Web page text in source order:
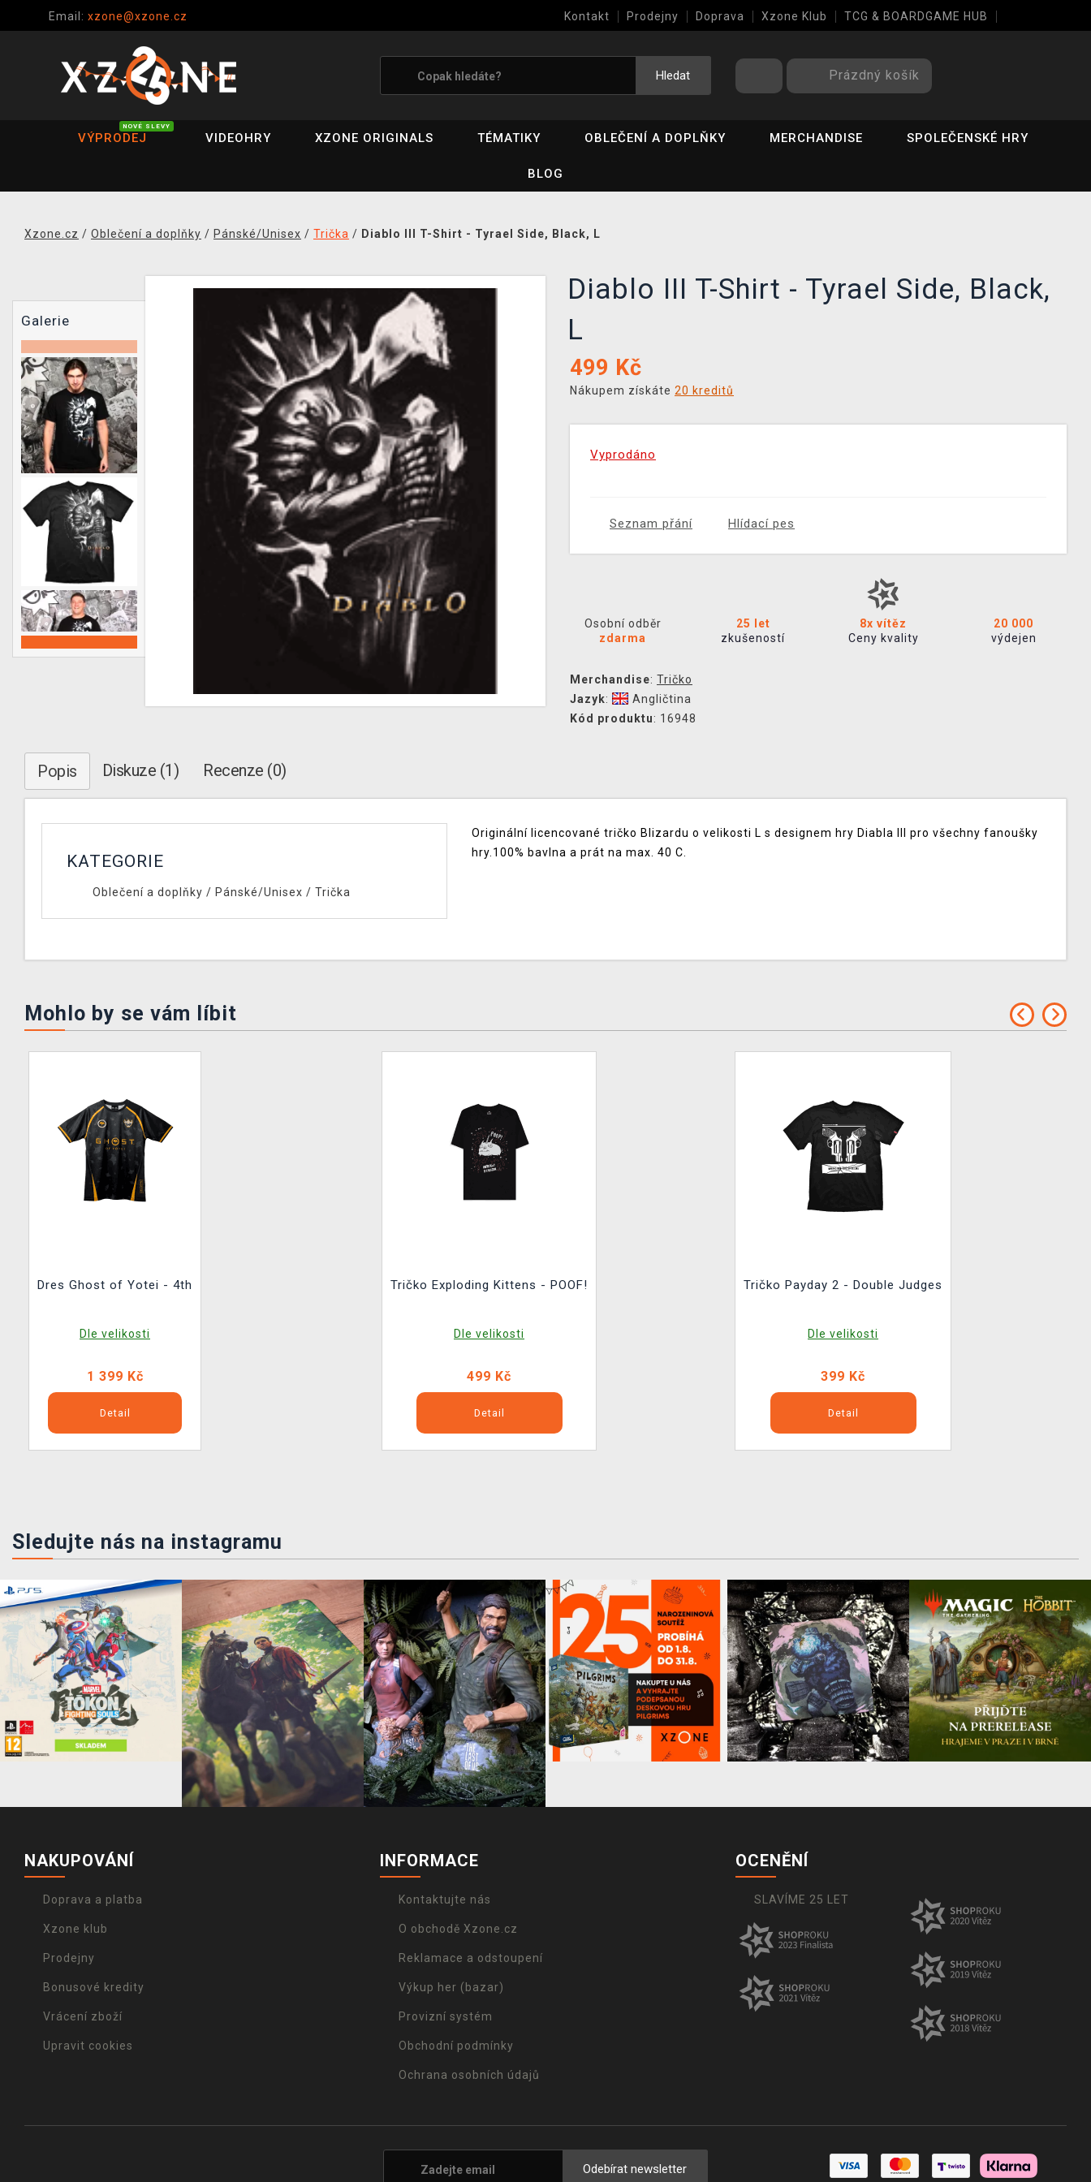
Email: xzone@xzone.cz Kontakt Prodejny Doprava Xzone Klub TCG & BOARDGAME HUB
Hledat Prázdný košík
VÝPRODEJ
NOVÉ SLEVY
VIDEOHRY XZONE ORIGINALS TÉMATIKY OBLEČENÍ A DOPLŇKY MERCHANDISE SPOLEČENSKÉ HRY
BLOG
Xzone.cz / Oblečení a doplňky / Pánské/Unisex / Trička / Diablo III T-Shirt - Tyrael Side, Black, L
Galerie
Diablo III T-Shirt - Tyrael Side, Black,
L
499 Kč
Nákupem získáte 20 kreditů
Vyprodáno
Seznam přání Hlídací pes
Osobní odběr
zdarma
25 let
zkušeností
8x vítěz
Ceny kvality
20 000
výdejen
Merchandise: Tričko
Jazyk:
Angličtina
Kód produktu: 16948
Popis Diskuze (1) Recenze (0)
KATEGORIE
Oblečení a doplňky / Pánské/Unisex / Trička
Originální licencované tričko Blizardu o velikosti L s designem hry Diabla III pro všechny fanoušky
hry.100% bavlna a prát na max. 40 C.
Mohlo by se vám líbit
Dres Ghost of Yotei - 4th
Dle velikosti
1 399 Kč
Detail
Tričko Exploding Kittens - POOF!
Dle velikosti
499 Kč
Detail
Tričko Payday 2 - Double Judges
Dle velikosti
399 Kč
Detail
Sledujte nás na instagramu
NAKUPOVÁNÍ
Doprava a platba
Xzone klub
Prodejny
Bonusové kredity
Vrácení zboží
Upravit cookies
INFORMACE
Kontaktujte nás
O obchodě Xzone.cz
Reklamace a odstoupení
Výkup her (bazar)
Provizní systém
Obchodní podmínky
Ochrana osobních údajů
OCENĚNÍ
SLAVÍME 25 LET
Odebírat newsletter